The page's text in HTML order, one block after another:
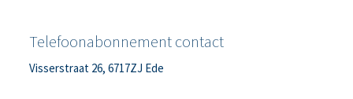
Telefoonabonnement contact
Visserstraat 26, 6717ZJ Ede